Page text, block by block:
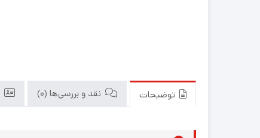
توضیحات نقد و بررسی‌ها (0)